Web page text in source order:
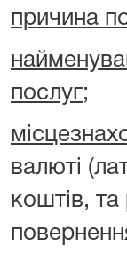
причина
послуг;
валюті
коштів, та